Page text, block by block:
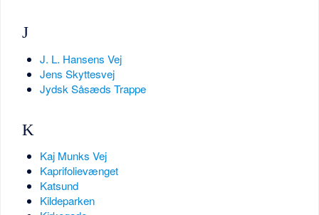
J
J. L. Hansens Vej
Jens Skyttesvej
Jydsk Såsæds Trappe
K
Kaj Munks Vej
Kaprifolievænget
Katsund
Kildeparken